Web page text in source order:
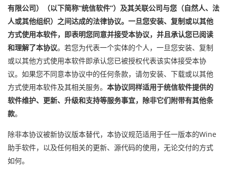
有限公司）（以下简称“统信软件”）及其关联公司与您（自然人、法
人或其他组织）之间达成的法律协议。一旦您安装、复制或以其他
方式使用本软件，即表明您同意并接受本协议，并且承认您已阅读
和理解了本协议。若您为代表一个实体的个人，一旦您安装、复制
或以其他方式使用本软件即承认您已被授权代表该实体接受本协
议。如果您不同意本协议中的任何条款，请勿安装、下载或以其他
方式使用本软件及其相关服务。 本协议同样适用于统信软件提供的
软件维护、更新、升级和支持等服务事宜，除非它们附带有其他条
款。
除非本协议被新协议版本替代，本协议规范适用于任一版本的Wine
助手软件，以及任何相关的更新、源代码的使用，无论交付的方式
如何。